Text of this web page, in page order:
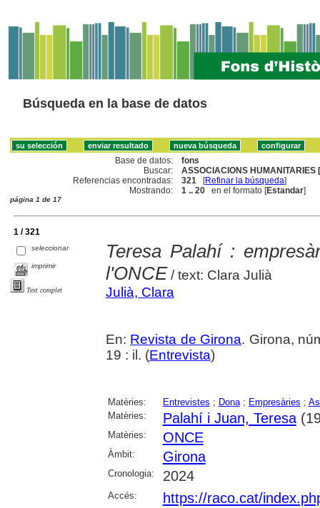
Búsqueda en la base de datos
Base de datos:
fons
Buscar:
ASSOCIACIONS HUMANITARIES
Referencias encontradas:
321 [Refinar la búsqueda]
Mostrando:
1 .. 20 en el formato [Estandar]
página 1 de 17
1 / 321
seleccionar
imprimir
Text complet
Teresa Palahí :
l'ONCE / text: Clara Julià
Julià, Clara
En: Revista de Girona. Girona,
19 : il. (Entrevista)
Matèries: Entrevistes ; Dona; Empresàries ;
Matèries:
Palahí i Juan, Teresa
Matèries: ONCE
Àmbit: Girona
Cronologia: 2024
Accés: https://raco.cat/